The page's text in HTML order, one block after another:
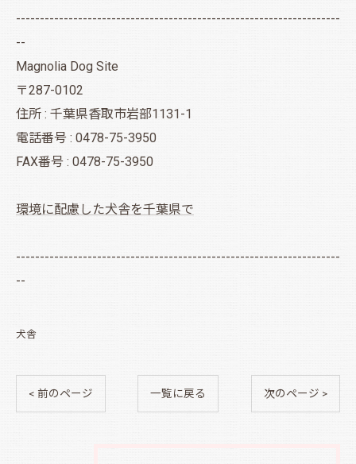
--------------------------------------------------------------------
--
Magnolia Dog Site
〒287-0102
住所 : 千葉県香取市岩部1131-1
電話番号 : 0478-75-3950
FAX番号 : 0478-75-3950
環境に配慮した犬舎を千葉県で
--------------------------------------------------------------------
--
犬舎
< 前のページ 一覧に戻る 次のページ >